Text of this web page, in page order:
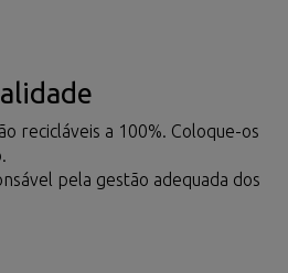
recicláveis a 100%. Coloque-os
pela gestão adequada dos